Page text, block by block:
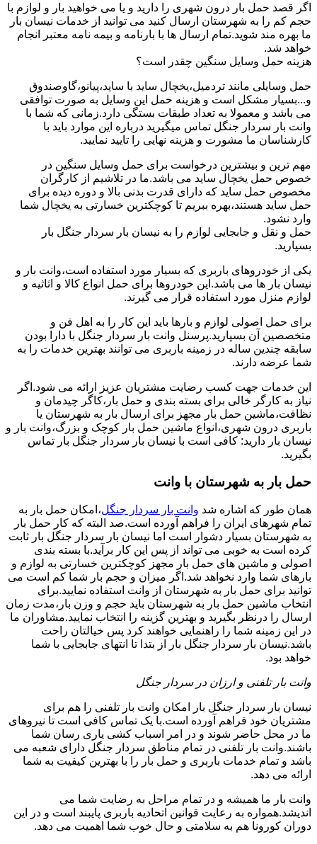
اگر قصد حمل بار درون شهری را دارید و یا می خواهید بار و لوازم با
حجم کم را به شهرستان ارسال کنید می توانید از خدمات نیسان بار
ما بهره مند شوید.تمام ارسال ها با بارنامه و بیمه نامه معتبر انجام
خواهد شد.
هزینه حمل وسایل سنگین چقدر است؟
حمل وسایلی مانند تردمیل،یخچال ساید با ساید،پیانو،گاوصندوق
و...بسیار مشکل است و هزینه حمل این وسایل به صورت توافقی
می باشد و معمولا به تعداد طبقات بستگی دارد.زمانی که شما با
وانت بار سردار جنگل تماس میگیرید درباره این موارد باید با
کارشناسان ما مشورت و هزینه نهایی را تایید نمایید.
مهم ترین و بیشترین درخواست برای حمل وسایل سنگین در
خصوص حمل یخچال ساید می باشد.ما در تلاشیم از کارگران
مخصوص حمل ساید که دارای قدرت بدنی بالا و دوره دیده برای
حمل ساید هستند،بهره ببریم تا کوچکترین خسارتی به یخچال شما
وارد نشود.
حمل و نقل و جابجایی لوازم را به نیسان بار سردار جنگل بار
بسپارید.
یکی از خودروهای باربری که بسیار مورد استفاده است،وانت بار و
نیسان بار ها می باشد.این خودروها برای حمل انواع کالا و اثاثیه و
لوازم منزل مورد استفاده قرار می گیرند.
برای حمل اصولی لوازم و بارها باید این کار را به اهل فن و
متخصصین آن بسپارید.پرسنل وانت بار سردار جنگل با دارا بودن
سابقه چندین ساله در زمینه باربری می توانند بهترین خدمات را به
شما عرضه دارند.
این خدمات جهت کسب رضایت مشتریان عزیز ارائه می شود.اگر
نیاز به کارگر خالی برای بسته بندی و حمل بار،کاگر چیدمان و
نظافت،ماشین حمل بار مجهز برای ارسال بار به شهرستان یا
باربری درون شهری،انواع ماشین حمل بار کوچک و بزرگ،وانت بار و
نیسان بار دارید: کافی است با نیسان بار سردار جنگل بار تماس
بگیرید.
حمل بار به شهرستان با وانت
همان طور که اشاره شد وانت بار سردار جنگل،امکان حمل بار به
تمام شهرهای ایران را فراهم آورده است.صد البته که کار حمل بار
به شهرستان بسیار دشوار است اما نیسان بار سردار جنگل بار ثابت
کرده است به خوبی می تواند از پس این کار برآید.با بسته بندی
اصولی و ماشین های حمل بار مجهز کوچکترین خسارتی به لوازم و
بارهای شما وارد نخواهد شد.اگر میزان و حجم بار شما کم است می
توانید برای حمل بار به شهرستان از وانت استفاده نمایید.برای
انتخاب ماشین حمل بار به شهرستان باید حجم و وزن بار،مدت زمان
ارسال را درنظر بگیرید و بهترین گزینه را انتخاب نمایید.مشاوران ما
در این زمینه شما را راهنمایی خواهند کرد پس خیالتان راحت
باشد.نیسان بار سردار جنگل بار از بتدا تا انتهای جابجایی با شما
خواهد بود.
وانت بار تلفنی و ارزان در سردار جنگل
نیسان بار سردار جنگل بار امکان وانت بار تلفنی را هم برای
مشتریان خود فراهم آورده است.با یک تماس کافی است تا نیروهای
ما در محل حاضر شوند و در امر اسباب کشی یاری رسان شما
باشند.وانت بار تلفنی در تمام مناطق سردار جنگل دارای شعبه می
باشد و تمام خدمات باربری و حمل بار را با بهترین کیفیت به شما
ارائه می دهد.
وانت بار ما همیشه و در تمام مراحل به رضایت شما می
اندیشد.همواره به رعایت قوانین اتحادیه باربری پایبند است و در این
دوران کورونا هم به سلامتی و حال خوب شما اهمیت می دهد.